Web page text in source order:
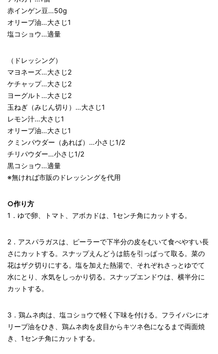
赤インゲン豆…50g
オリーブ油…大さじ1
塩コショウ…適量
（ドレッシング）
マヨネーズ…大さじ2
ケチャップ…大さじ2
ヨーグルト…大さじ2
玉ねぎ（みじん切り）…大さじ1
レモン汁…大さじ1
オリーブ油…大さじ1
クミンパウダー（あれば）…小さじ1/2
チリパウダー…小さじ1/2
黒コショウ…適量
※無ければ市販のドレッシングを代用
○作り方
1．ゆで卵、トマト、アボカドは、1センチ角にカットする。
2．アスパラガスは、ピーラーで下半分の皮をむいて食べやすい長
さにカットする。スナップえんどうは筋を引っぱって取る。菜の
花はザク切りにする。塩を加えた熱湯で、それぞれさっとゆでて
水にとり、水気をしっかり切る。スナップエンドウは、横半分に
カットする。
3．鶏ムネ肉は、塩コショウで軽く下味を付ける。フライパンにオ
リーブ油をひき、鶏ムネ肉を皮目からキツネ色になるまで両面焼
き、1センチ角にカットする。